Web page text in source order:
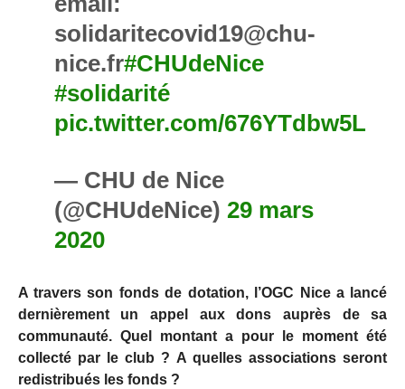
solidaritecovid19@chu-
nice.fr#CHUdeNice
#solidarité
pic.twitter.com/676YTdbw5L
— CHU de Nice
(@CHUdeNice)29 mars
2020
A travers son fonds de dotation, l’OGC Nice a lancé
dernièrement un appel aux dons auprès de sa
communauté. Quel montant a pour le moment été
collecté par le club ? A quelles associations seront
redistribués les fonds ?